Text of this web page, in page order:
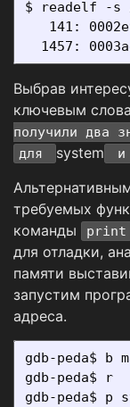
$ readelf -s
141:
Выбрав
ключевым
получили два
для system и
требуемых
команды
print
для отладки,
памяти
запустим
адреса.
gdb-peda$ b
gdb-peda$ r
gdb-peda$ p